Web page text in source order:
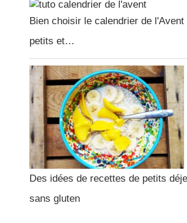
Bien choisir le calendrier de l'Avent
petits et…
Des idées de recettes de petits
sans gluten